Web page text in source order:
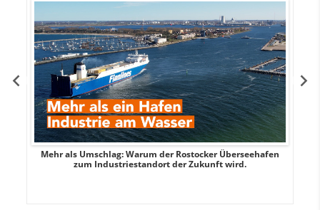
Mehr als Umschlag: Warum der Rostocker Überseehafen
zum Industriestandort der Zukunft wird.